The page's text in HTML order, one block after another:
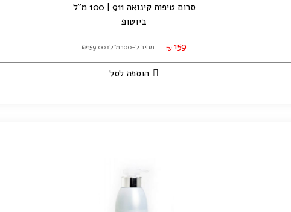
סרום טיפות קינואה 911 | 100 מ"ל
ביוטופ
₪ 159 מחיר ל-100 מ"ל: ₪159.00
הוספה לסל